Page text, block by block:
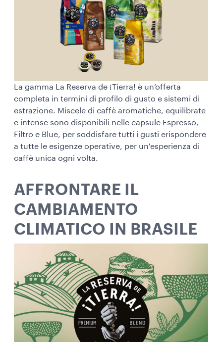
La gamma La Reserva de ¡Tierra! è un’offerta
completa in termini di profilo di gusto e sistemi di
estrazione. Miscele di caffè aromatiche, equilibrate
e intense sono disponibili nelle capsule Espresso,
Filtro e Blue, per soddisfare tutti i gusti erispondere
a tutte le esigenze operative, per un'esperienza di
caffè unica ogni volta.
AFFRONTARE IL
CAMBIAMENTO
CLIMATICO IN BRASILE